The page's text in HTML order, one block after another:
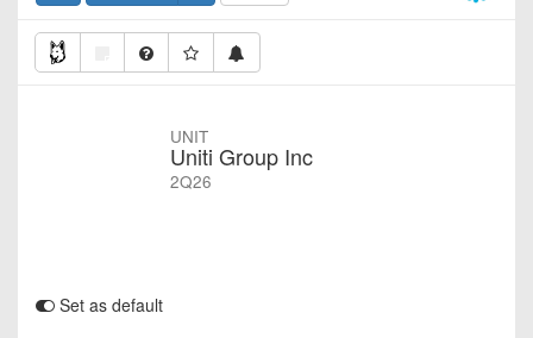
UNIT
Uniti Group Inc
2Q26
Set as default